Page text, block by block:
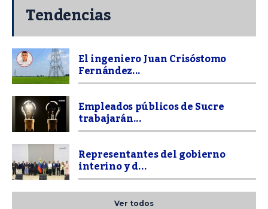
Tendencias
El ingeniero Juan Crisóstomo
Fernández...
Empleados públicos de Sucre
trabajarán...
Representantes del gobierno
interino y d...
Ver todos